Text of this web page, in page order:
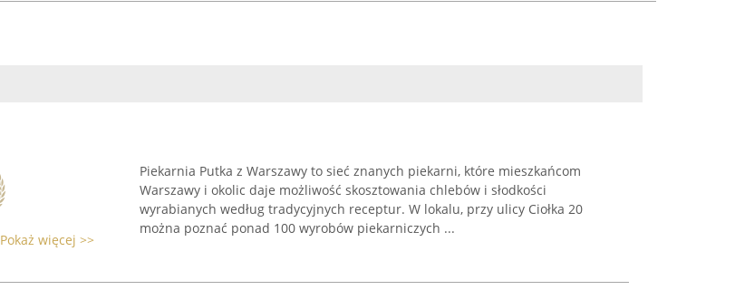
Pokaż więcej >>
Piekarnia Putka z Warszawy to sieć znanych piekarni, które mieszkańcom
Warszawy i okolic daje możliwość skosztowania chlebów i słodkości
wyrabianych według tradycyjnych receptur. W lokalu, przy ulicy Ciołka 20
można poznać ponad 100 wyrobów piekarniczych ...